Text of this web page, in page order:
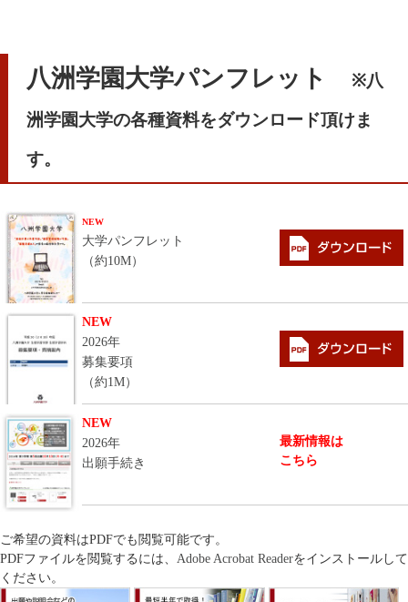
八洲学園大学パンフレット ※八
洲学園大学の各種資料をダウンロード頂けま
す。
NEW
大学パンフレット
（約10M）
NEW
2026年
募集要項
（約1M）
NEW
2026年
出願手続き
最新情報は
こちら
ご希望の資料はPDFでも閲覧可能です。
PDFファイルを閲覧するには、 Adobe Acrobat Readerをインストールして
ください。